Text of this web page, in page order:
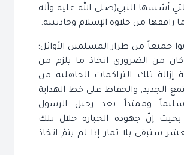
أسّسها النبي(صلى الله عليه وآله
من حلاوة الإسلام وجاذبيته.
جميعاً من طراز المسلمين الأوائل؛
من الضروري اتخاذ ما يلزم من
إزالة تلك التراكمات الجاهلية من
الجديد, والحفاظ على خط الهداية
سليماً وممتداً بعد رحيل الرسول
بحيث إنّ جهوده الجبارة خلال تلك
ستبقى بلا ثمار إذا لم يتمّ اتخاذ